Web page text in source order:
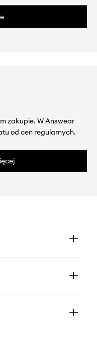
zakupie. W Answear
od cen regularnych.